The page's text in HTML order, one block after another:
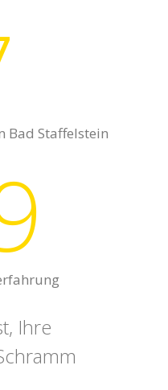
Bad Staffelstein
Ihre